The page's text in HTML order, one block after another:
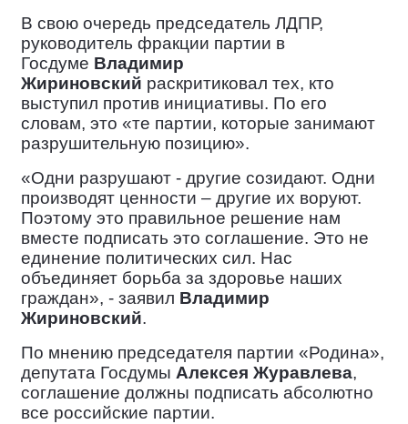
В свою очередь председатель ЛДПР,
руководитель фракции партии в
Госдуме Владимир
Жириновский раскритиковал тех, кто
выступил против инициативы. По его
словам, это «те партии, которые занимают
разрушительную позицию».
«Одни разрушают - другие созидают. Одни
производят ценности – другие их воруют.
Поэтому это правильное решение нам
вместе подписать это соглашение. Это не
единение политических сил. Нас
объединяет борьба за здоровье наших
граждан», - заявил Владимир
Жириновский.
По мнению председателя партии «Родина»,
депутата Госдумы Алексея Журавлева,
соглашение должны подписать абсолютно
все российские партии.